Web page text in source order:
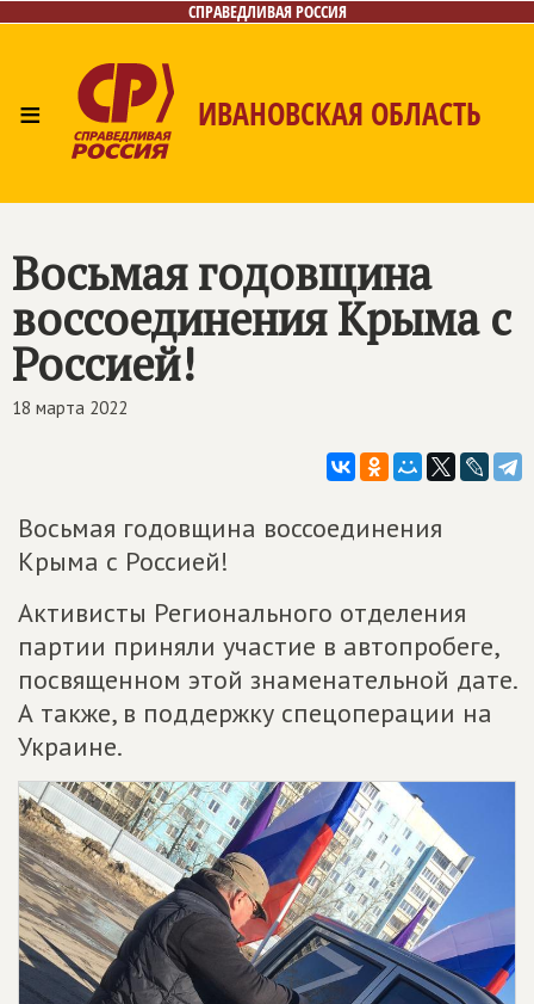
СПРАВЕДЛИВАЯ РОССИЯ
≡ ИВАНОВСКАЯ ОБЛАСТЬ
Восьмая годовщина
воссоединения Крыма с
Россией!
18 марта 2022
Восьмая годовщина воссоединения
Крыма с Россией!
Активисты Регионального отделения
партии приняли участие в автопробеге,
посвященном этой знаменательной дате.
А также, в поддержку спецоперации на
Украине.